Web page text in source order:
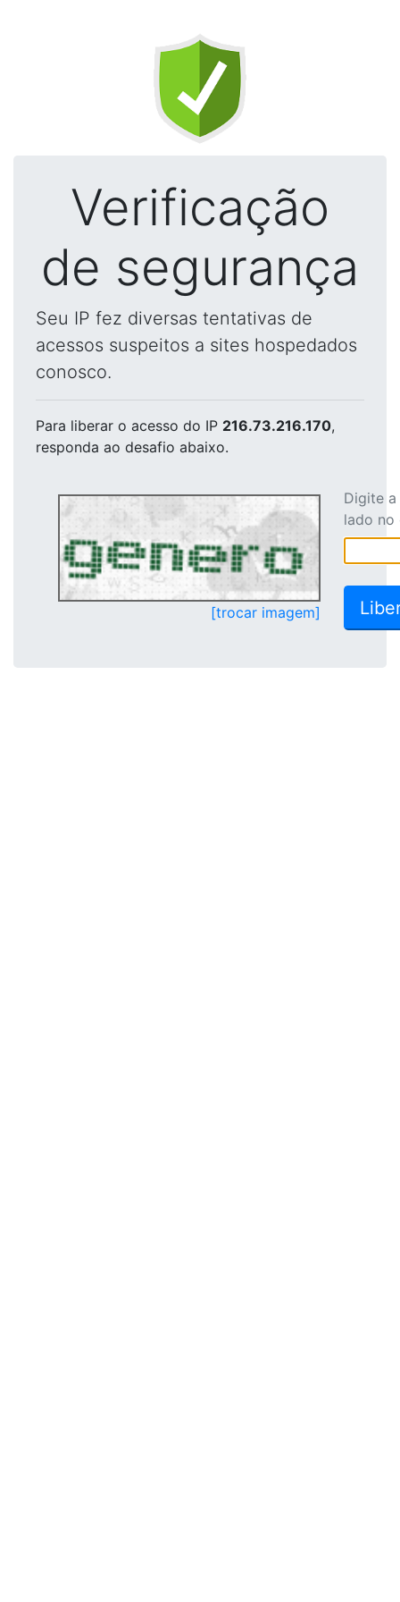
Verificação
de segurança
Seu IP fez diversas tentativas de
acessos suspeitos a sites hospedados
conosco.
Para liberar o acesso do IP 216.73.216.170,
responda ao desafio abaixo.
[trocar imagem]
Digite
lado no